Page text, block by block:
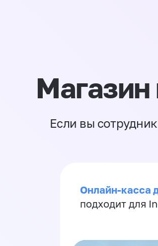
Магазин
Если вы
Онлайн-касса
подходит для